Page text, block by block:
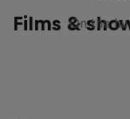
Films &On the